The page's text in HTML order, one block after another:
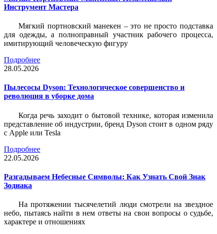
Инструмент Мастера
Мягкий портновский манекен – это не просто подставка
для одежды, а полноправный участник рабочего процесса,
имитирующий человеческую фигуру
Подробнее
28.05.2026
Пылесосы Dyson: Технологическое совершенство и
революция в уборке дома
Когда речь заходит о бытовой технике, которая изменила
представление об индустрии, бренд Dyson стоит в одном ряду
с Apple или Tesla
Подробнее
22.05.2026
Разгадываем Небесные Символы: Как Узнать Свой Знак
Зодиака
На протяжении тысячелетий люди смотрели на звездное
небо, пытаясь найти в нем ответы на свои вопросы о судьбе,
характере и отношениях